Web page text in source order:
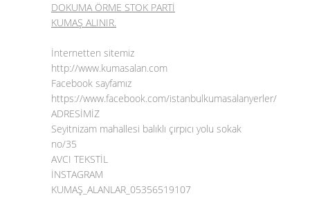
DOKUMA ÖRME STOK PARTİ
KUMAŞ ALINIR.
İnternetten sitemiz
http://www.kumasalan.com
Facebook sayfamız
https://www.facebook.com/istanbulkumasalanyerler/
ADRESİMİZ
Seyitnizam mahallesi balıklı çırpıcı yolu sokak
no/35
AVCI TEKSTİL
İNSTAGRAM
KUMAŞ_ALANLAR_05356519107